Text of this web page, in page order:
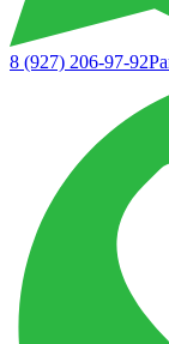
8 (927) 206-97-92